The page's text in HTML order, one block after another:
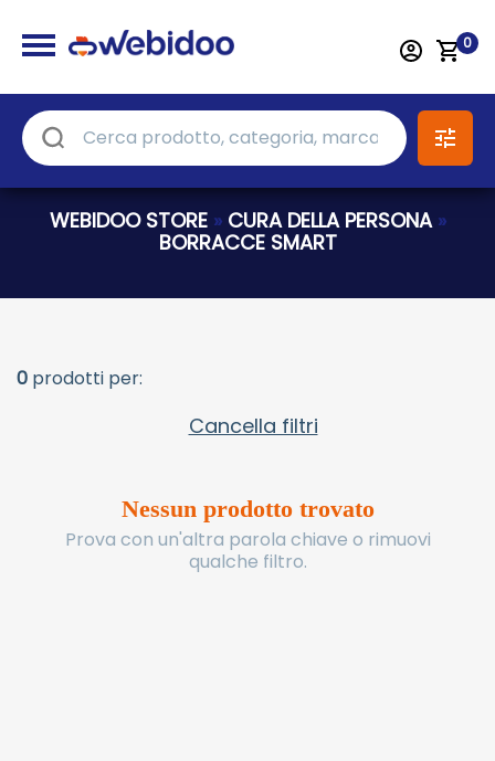
0
WEBIDOO STORE » CURA DELLA PERSONA »
BORRACCE SMART
0 prodotti per:
Cancella filtri
Nessun prodotto trovato
Prova con un'altra parola chiave o rimuovi
qualche filtro.